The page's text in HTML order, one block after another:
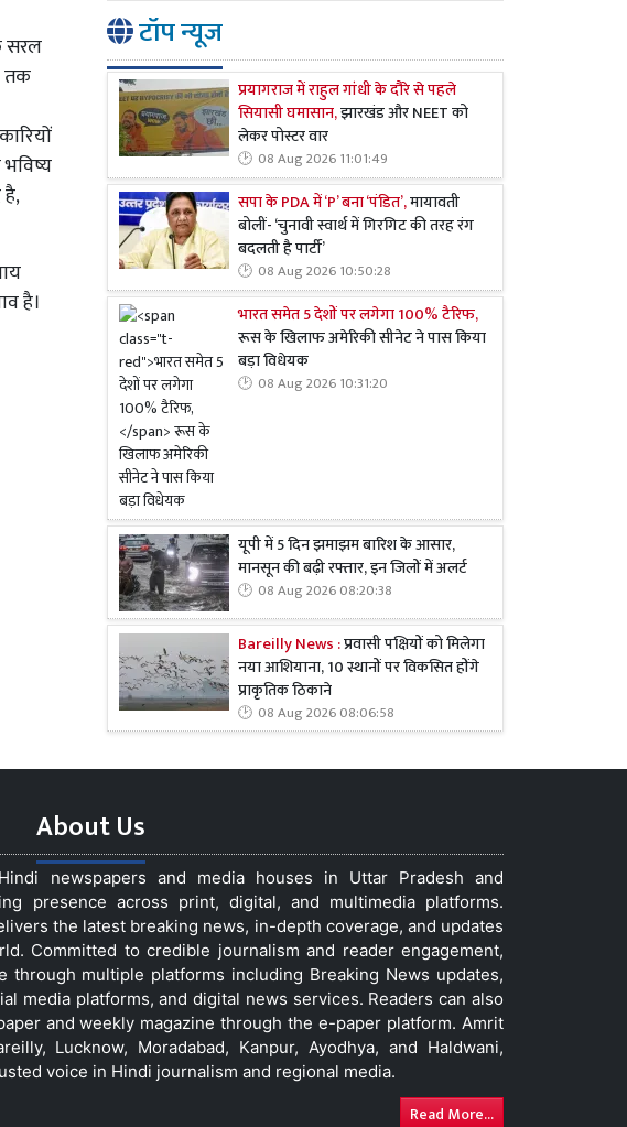
सरल
तक
है।
टॉप न्यूज
प्रयागराज में राहुल गांधी के दौरे से पहले
सियासी घमासान,झारखंड और NEET को
लेकर पोस्टर वार
08 Aug 2026 11:01:49
सपा के PDA में ‘P’ बना ‘पंडित’,मायावती
बोलीं- ‘चुनावी स्वार्थ में गिरगिट की तरह रंग
बदलती है पार्टी’
08 Aug 2026 10:50:28
भारत समेत 5 देशों पर लगेगा 100% टैरिफ,
रूस के खिलाफ अमेरिकी सीनेट ने पास किया
बड़ा विधेयक
08 Aug 2026 10:31:20
यूपी में 5 दिन झमाझम बारिश के आसार,
मानसून की बढ़ी रफ्तार, इन जिलों में अलर्ट
08 Aug 2026 08:20:38
Bareilly News :प्रवासी पक्षियों को मिलेगा
नया आशियाना, 10 स्थानों पर विकसित होंगे
प्राकृतिक ठिकाने
08 Aug 2026 08:06:58
About Us
newspapers and media houses in Uttar Pradesh and
presence across print, digital, and multimedia platforms.
the latest breaking news, in-depth coverage, and updates
Committed to credible journalism and reader engagement,
through multiple platforms including Breaking News updates,
media platforms, and digital news services. Readers can also
and weekly magazine through the e-paper platform. Amrit
Lucknow, Moradabad, Kanpur, Ayodhya, and Haldwani,
voice in Hindi journalism and regional media.
Read More...